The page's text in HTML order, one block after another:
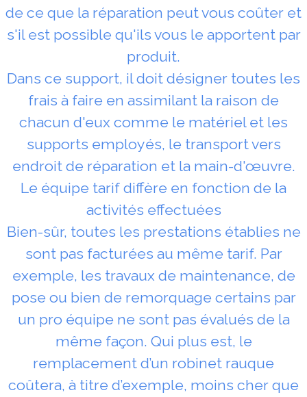
de ce que la réparation peut vous coûter et
s'il est possible qu'ils vous le apportent par
produit.
Dans ce support, il doit désigner toutes les
frais à faire en assimilant la raison de
chacun d'eux comme le matériel et les
supports employés, le transport vers
endroit de réparation et la main-d'œuvre.
Le équipe tarif diffère en fonction de la
activités effectuées
Bien-sûr, toutes les prestations établies ne
sont pas facturées au même tarif. Par
exemple, les travaux de maintenance, de
pose ou bien de remorquage certains par
un pro équipe ne sont pas évalués de la
même façon. Qui plus est, le
remplacement d’un robinet rauque
coûtera, à titre d’exemple, moins cher que